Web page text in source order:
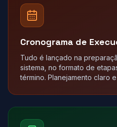
Cronograma de
Tudo é lançado na
sistema, no formato de
término. Planejamento claro